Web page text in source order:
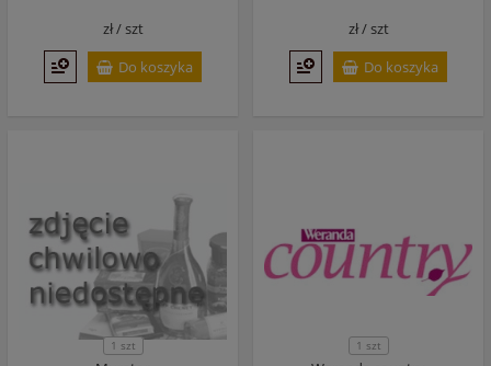
zł /szt
Do koszyka
zł /szt
Do koszyka
1 szt 1 szt